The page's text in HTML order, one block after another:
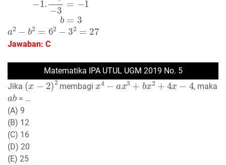
2 b2 2− 32=27
Jawaban: C
Matematika IPA UTUL UGM 2019 No. 5
Jika
(x−2)2
membagi
x4−ax3+bx2+4x−4
, maka
ab
= …
(A) 9
(B) 12
(C) 16
(D) 20
(E) 25